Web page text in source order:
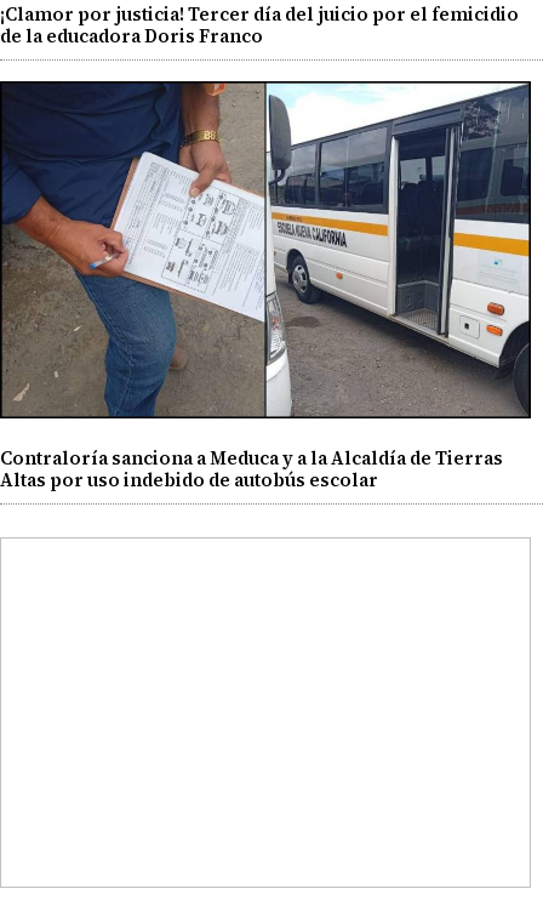
¡Clamor por justicia! Tercer día del juicio por el femicidio
de la educadora Doris Franco
Contraloría sanciona a Meduca y a la Alcaldía de Tierras
Altas por uso indebido de autobús escolar